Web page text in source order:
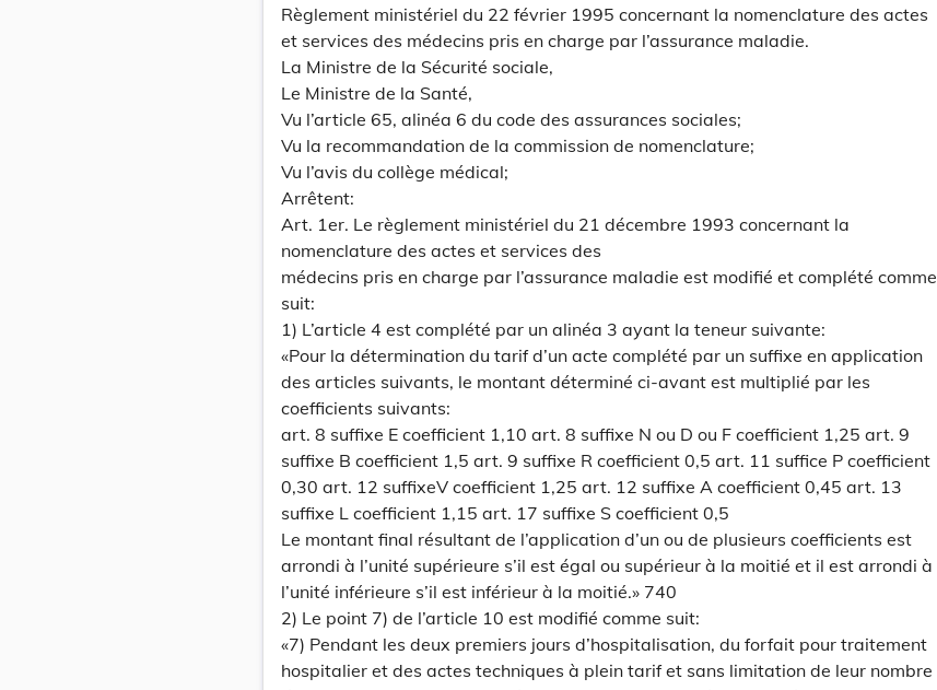
Règlement ministériel du 22 février 1995 concernant la nomenclature des actes
et services des médecins pris en charge par l’assurance maladie.
La Ministre de la Sécurité sociale,
Le Ministre de la Santé,
Vu l’article 65, alinéa 6 du code des assurances sociales;
Vu la recommandation de la commission de nomenclature;
Vu l’avis du collège médical;
Arrêtent:
Art. 1er. Le règlement ministériel du 21 décembre 1993 concernant la
nomenclature des actes et services des
médecins pris en charge par l’assurance maladie est modifié et complété comme
suit:
1) L’article 4 est complété par un alinéa 3 ayant la teneur suivante:
«Pour la détermination du tarif d’un acte complété par un suffixe en application
des articles suivants, le montant déterminé ci-avant est multiplié par les
coefficients suivants:
art. 8 suffixe E coefficient 1,10 art. 8 suffixe N ou D ou F coefficient 1,25 art. 9
suffixe B coefficient 1,5 art. 9 suffixe R coefficient 0,5 art. 11 suffice P coefficient
0,30 art. 12 suffixeV coefficient 1,25 art. 12 suffixe A coefficient 0,45 art. 13
suffixe L coefficient 1,15 art. 17 suffixe S coefficient 0,5
Le montant final résultant de l’application d’un ou de plusieurs coefficients est
arrondi à l’unité supérieure s’il est égal ou supérieur à la moitié et il est arrondi à
l’unité inférieure s’il est inférieur à la moitié.» 740
2) Le point 7) de l’article 10 est modifié comme suit:
«7) Pendant les deux premiers jours d’hospitalisation, du forfait pour traitement
hospitalier et des actes techniques à plein tarif et sans limitation de leur nombre